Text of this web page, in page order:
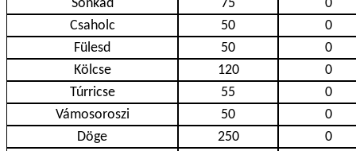
Sonkád
75
0
Csaholc
50
0
Fülesd
50
0
Kölcse
120
0
Túrricse
55
0
Vámosoroszi
50
0
Döge
250
0